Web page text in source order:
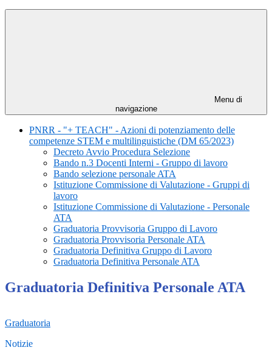
Menu di
navigazione
PNRR - "+ TEACH" - Azioni di potenziamento delle
competenze STEM e multilinguistiche (DM 65/2023)
Decreto Avvio Procedura Selezione
Bando n.3 Docenti Interni - Gruppo di lavoro
Bando selezione personale ATA
Istituzione Commissione di Valutazione - Gruppi di
lavoro
Istituzione Commissione di Valutazione - Personale
ATA
Graduatoria Provvisoria Gruppo di Lavoro
Graduatoria Provvisoria Personale ATA
Graduatoria Definitiva Gruppo di Lavoro
Graduatoria Definitiva Personale ATA
Graduatoria Definitiva Personale ATA
Graduatoria
Notizie